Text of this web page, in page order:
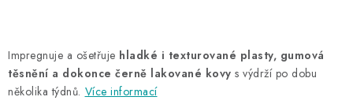
Věrnostní program
Všeobecné obchodní podmínky
Podmínky ochrany osobních údajů
Impregnuje a ošetřuje hladké i texturované plasty, gumová
těsnění a dokonce černě lakované kovy s výdrží po dobu
několika týdnů. Více informací